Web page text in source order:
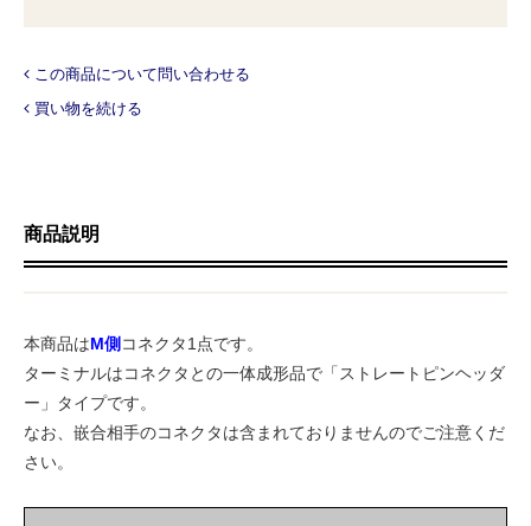
この商品について問い合わせる
買い物を続ける
商品説明
本商品はM側 コネクタ1点です。
ターミナルはコネクタとの一体成形品で「ストレートピンヘッダ
ー」タイプです。
なお、嵌合相手のコネクタは含まれておりませんのでご注意くだ
さい。